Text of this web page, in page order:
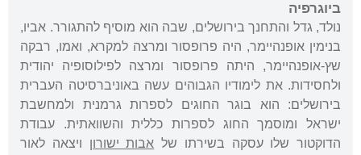
ביוגרפיה
נולד, גדל והתחנך בירושלים, שבה הוא מוסיף להתגורר. אביו,
בנימין אופנהיימר, היה פרופסור ומרצה למקרא, ואמו, רבקה
שץ-אופנהיימר, היתה פרופסור ומרצה לפילוסופיה יהודית
ולחסידות. את לימודיו הגבוהים עשה באוניברסיטה העברית
בירושלים: הוא בוגר החוגים לספרות גרמנית ולמחשבת
ישראל ומוסמך החוג לספרות כללית והשוואתית. עבודת
הדוקטור שלו עסקה בשירתו של אבות ישורון ויצאה לאור